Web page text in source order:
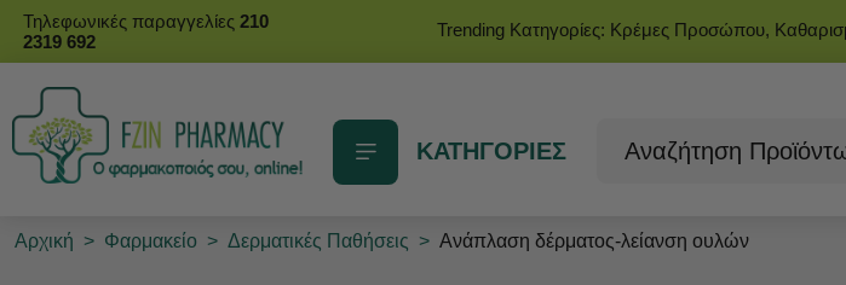
Τηλεφωνικές παραγγελίες 210
2319 692
Trending Κατηγορίες: Κρέμες Προσώπου,
ΚΑΤΗΓΟΡΙΕΣ
Αρχική > Φαρμακείο > Δερματικές Παθήσεις > Ανάπλαση δέρματος-λείανση ουλών